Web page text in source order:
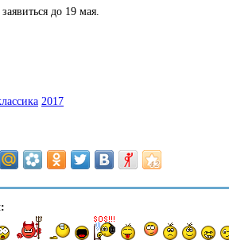
до 19 мая.
2017